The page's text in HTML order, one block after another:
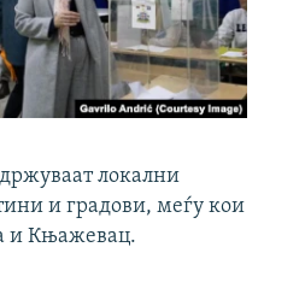
локални
и градови, меѓу кои
и Књажевац.